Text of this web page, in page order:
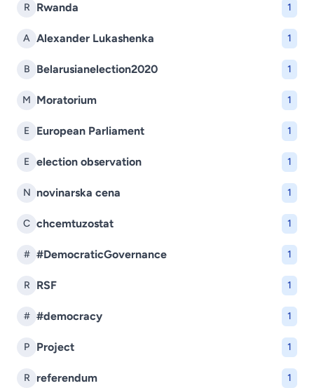
R Rwanda 1
A Alexander Lukashenka 1
B Belarusianelection2020 1
M Moratorium 1
E European Parliament 1
E election observation 1
N novinarska cena 1
C chcemtuzostat 1
# #DemocraticGovernance 1
R RSF 1
# #democracy 1
P Project 1
R referendum 1